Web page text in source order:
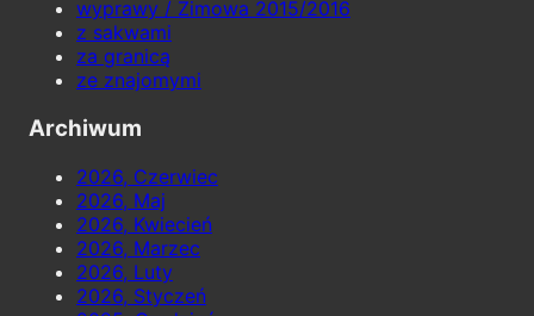
wyprawy / Zimowa 2015/2016
z sakwami
za granicą
ze znajomymi
Archiwum
2026, Czerwiec
2026, Maj
2026, Kwiecień
2026, Marzec
2026, Luty
2026, Styczeń